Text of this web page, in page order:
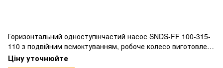
Горизонтальний одноступінчастий насос SNDS-FF 100-315-
110 з подвійним всмоктуванням, робоче колесо виготовлене
з бронзи, фланцевим підключенням.
Ціну уточнюйте